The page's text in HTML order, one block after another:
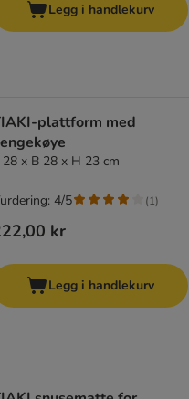
Legg i handlekurv
plattform med
28 x B 28 x H 23 cm
kr
4/5 (1)
Legg i handlekurv